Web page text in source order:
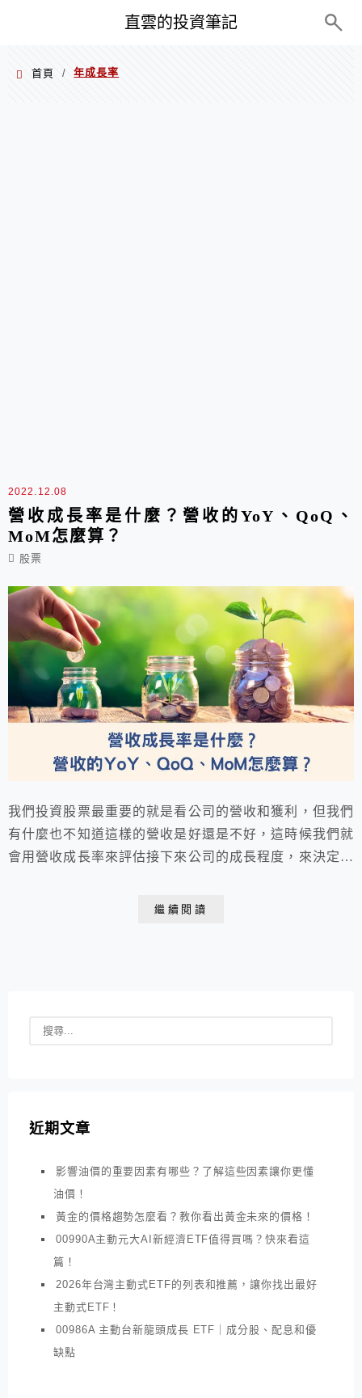
直雲的投資筆記
首頁 / 年成長率
2022.12.08
營收成長率是什麼？營收的YoY、QoQ、
MoM怎麼算？
股票
我們投資股票最重要的就是看公司的營收和獲利，但我們
有什麼也不知道這樣的營收是好還是不好，這時候我們就
會用營收成長率來評估接下來公司的成長程度，來決定到
率是什麼？營收的YoY、QoQ、MoM怎麼算？
繼續閱讀
近期文章
影響油價的重要因素有哪些？了解這些因素讓你更懂
油價！
黃金的價格趨勢怎麼看？教你看出黃金未來的價格！
00990A主動元大AI新經濟ETF值得買嗎？快來看這
篇！
2026年台灣主動式ETF的列表和推薦，讓你找出最好
主動式ETF！
00986A 主動台新龍頭成長 ETF｜成分股、配息和優
缺點